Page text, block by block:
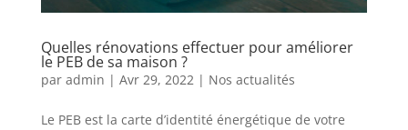
Quelles rénovations effectuer pour améliorer
le PEB de sa maison ?
par admin | Avr 29, 2022| Nos actualités
Le PEB est la carte d’identité énergétique de votre